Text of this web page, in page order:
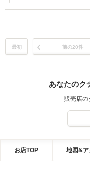
て何よりです！ 女性の方
すのでこれからもよろし
最初 前の20件
あなたのク
販売店の
お店TOP 地図&ア